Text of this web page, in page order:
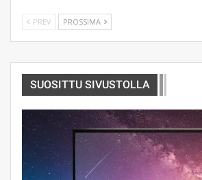
PREV PROSSIMA
SUOSITTU SIVUSTOLLA